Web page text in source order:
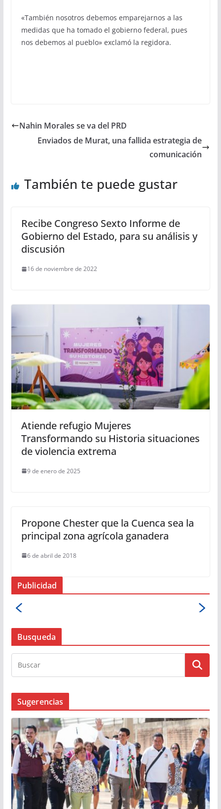
«También nosotros debemos emparejarnos a las
medidas que ha tomado el gobierno federal, pues
nos debemos al pueblo» exclamó la regidora.
Nahin Morales se va del PRD
Enviados de Murat, una fallida estrategia de
comunicación
También te puede gustar
Recibe Congreso Sexto Informe de
Gobierno del Estado, para su análisis y
discusión
16 de noviembre de 2022
Atiende refugio Mujeres
Transformando su Historia situaciones
de violencia extrema
9 de enero de 2025
Propone Chester que la Cuenca sea la
principal zona agrícola ganadera
6 de abril de 2018
Publicidad
Busqueda
Sugerencias